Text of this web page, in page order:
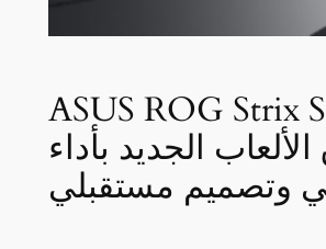
ASUS ROG Strix
الجديد بأداء
وتصميم مستقبلي